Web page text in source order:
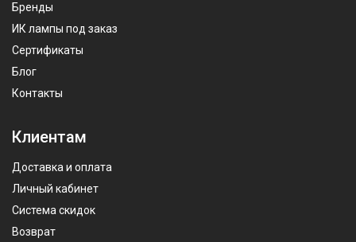
Бренды
ИК лампы под заказ
Сертификаты
Блог
Контакты
Клиентам
Доставка и оплата
Личный кабинет
Система скидок
Возврат